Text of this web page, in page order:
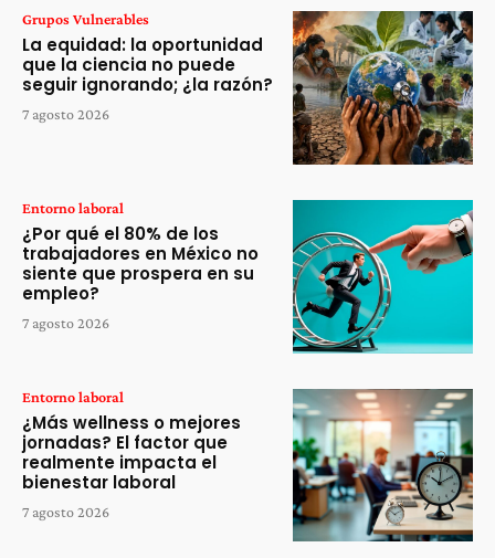
Grupos Vulnerables
La equidad: la oportunidad
que la ciencia no puede
seguir ignorando; ¿la razón?
7 agosto 2026
Entorno laboral
¿Por qué el 80% de los
trabajadores en México no
siente que prospera en su
empleo?
7 agosto 2026
Entorno laboral
¿Más wellness o mejores
jornadas? El factor que
realmente impacta el
bienestar laboral
7 agosto 2026